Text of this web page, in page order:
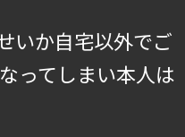
いか自宅以外でご
ってしまい本人は